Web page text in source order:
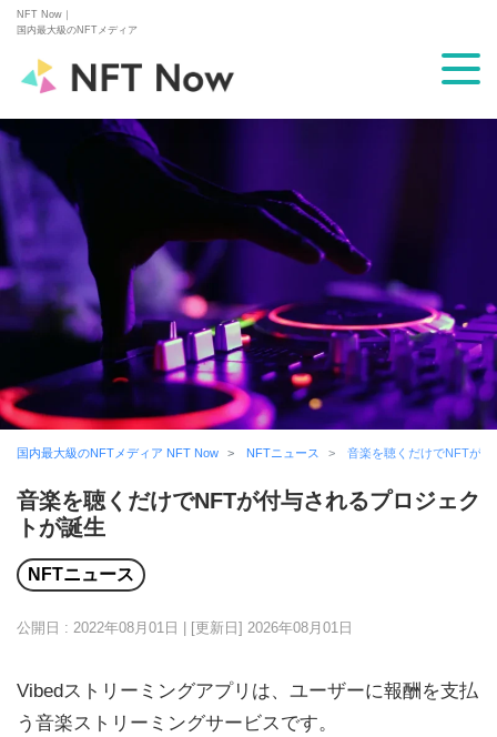
NFT Now｜
国内最大級のNFTメディア
国内最大級のNFTメディア NFT Now NFTニュース 音楽を聴くだけでNFTが
音楽を聴くだけでNFTが付与されるプロジェク
トが誕生
NFTニュース
公開日 : 2022年08月01日 | [更新日] 2026年08月01日
Vibedストリーミングアプリは、ユーザーに報酬を支払
う音楽ストリーミングサービスです。